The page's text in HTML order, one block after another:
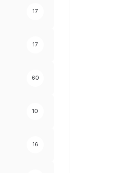
17
17
60
10
16